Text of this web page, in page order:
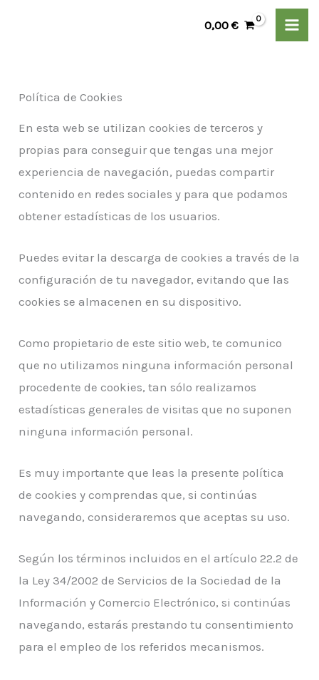
0,00€
Política de Cookies
En esta web se utilizan cookies de terceros y
propias para conseguir que tengas una mejor
experiencia de navegación, puedas compartir
contenido en redes sociales y para que podamos
obtener estadísticas de los usuarios.
Puedes evitar la descarga de cookies a través de la
configuración de tu navegador, evitando que las
cookies se almacenen en su dispositivo.
Como propietario de este sitio web, te comunico
que no utilizamos ninguna información personal
procedente de cookies, tan sólo realizamos
estadísticas generales de visitas que no suponen
ninguna información personal.
Es muy importante que leas la presente política
de cookies y comprendas que, si continúas
navegando, consideraremos que aceptas su uso.
Según los términos incluidos en el artículo 22.2 de
la Ley 34/2002 de Servicios de la Sociedad de la
Información y Comercio Electrónico, si continúas
navegando, estarás prestando tu consentimiento
para el empleo de los referidos mecanismos.